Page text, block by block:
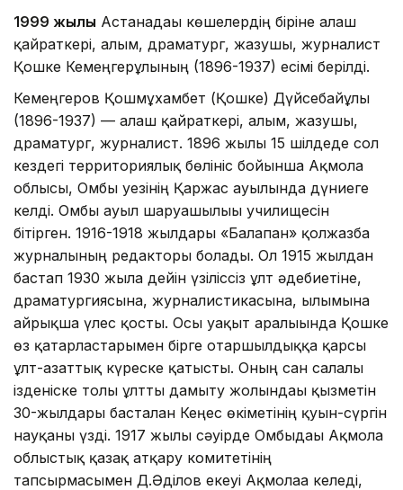
1999 жылы Астанадағы көшелердің біріне алаш
қайраткері, ғалым, драматург, жазушы, журналист
Қошке Кемеңгерұлының (1896-1937) есімі берілді.
Кемеңгеров Қошмұхамбет (Қошке) Дүйсебайұлы
(1896-1937) — алаш қайраткері, ғалым, жазушы,
драматург, журналист. 1896 жылы 15 шілдеде сол
кездегі территориялық бөлініс бойынша Ақмола
облысы, Омбы уезінің Қаржас ауылында дүниеге
келді. Омбы ауыл шаруашылығы училищесін
бітірген. 1916-1918 жылдары «Балапан» қолжазба
журналының редакторы болады. Ол 1915 жылдан
бастап 1930 жылға дейін үзіліссіз ұлт әдебиетіне,
драматургиясына, журналистикасына, ғылымына
айрықша үлес қосты. Осы уақыт аралығында Қошке
өз қатарластарымен бірге отаршылдыққа қарсы
ұлт-азаттық күреске қатысты. Оның сан салалы
ізденіске толы ұлтты дамыту жолындағы қызметін
30-жылдары басталған Кеңес өкіметінің қуғын-сүргін
науқаны үзді. 1917 жылы сәуірде Омбыдағы Ақмола
облыстық қазақ атқару комитетінің
тапсырмасымен Д.Әділов екеуі Ақмолаға келеді,